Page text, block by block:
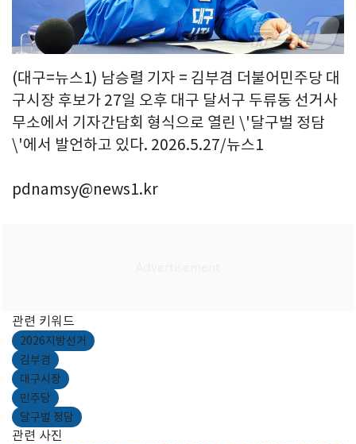
(대구=뉴스1) 남승렬 기자 = 김부겸 더불어민주당 대
구시장 후보가 27일 오후 대구 달서구 두류동 선거사
무소에서 기자간담회 형식으로 열린 \'달구벌 정담
\'에서 발언하고 있다. 2026.5.27/뉴스1
pdnamsy@news1.kr
관련 키워드
2026지방선거
김부겸
대구시장
민주당
달구벌 정담
관련 사진